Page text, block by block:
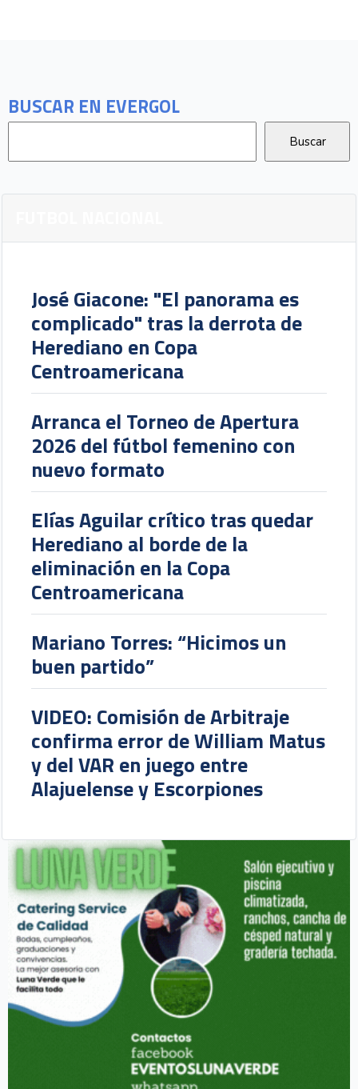
BUSCAR EN EVERGOL
José Giacone: "El panorama es
complicado" tras la derrota de
Herediano en Copa
Centroamericana
Arranca el Torneo de Apertura
2026 del fútbol femenino con
nuevo formato
Elías Aguilar crítico tras quedar
Herediano al borde de la
eliminación en la Copa
Centroamericana
Mariano Torres: “Hicimos un
buen partido”
VIDEO: Comisión de Arbitraje
confirma error de William Matus
y del VAR en juego entre
Alajuelense y Escorpiones